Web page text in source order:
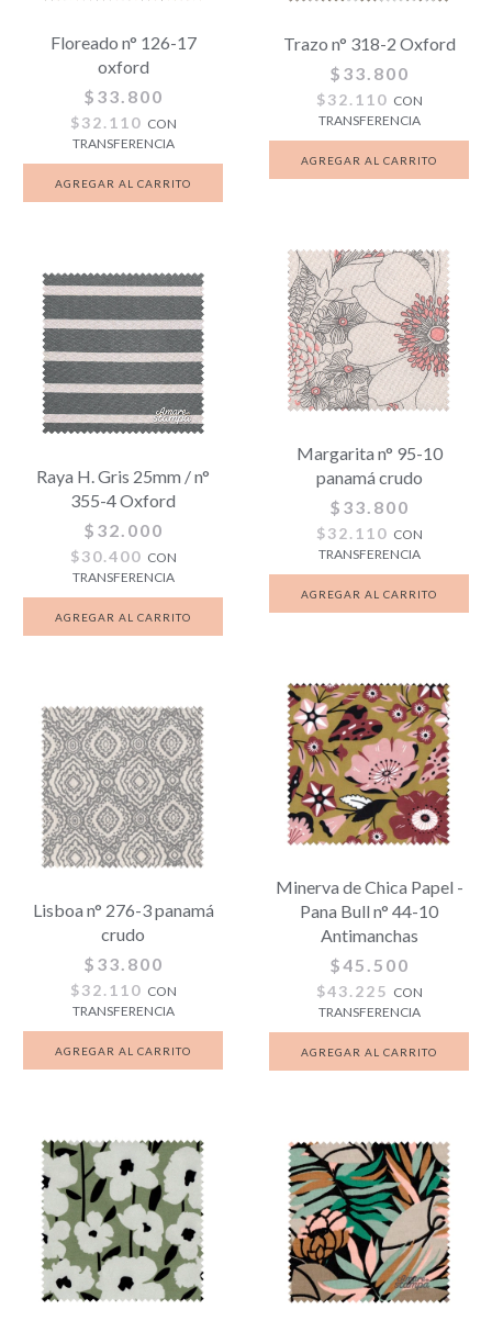
Floreado n° 126-17
oxford
$33.800
$32.110 CON
TRANSFERENCIA
Trazo n° 318-2 Oxford
$33.800
$32.110 CON
TRANSFERENCIA
Raya H. Gris 25mm / n°
355-4 Oxford
$32.000
$30.400 CON
TRANSFERENCIA
Margarita n° 95-10
panamá crudo
$33.800
$32.110 CON
TRANSFERENCIA
Lisboa n° 276-3 panamá
crudo
$33.800
$32.110 CON
TRANSFERENCIA
Minerva de Chica Papel -
Pana Bull n° 44-10
Antimanchas
$45.500
$43.225 CON
TRANSFERENCIA